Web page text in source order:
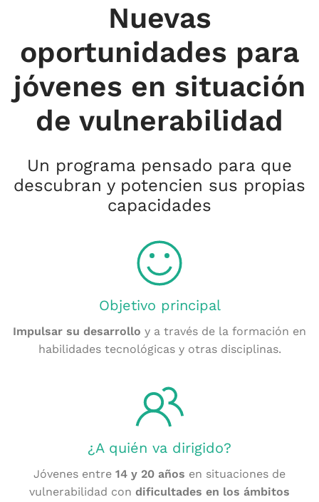
Nuevas
oportunidades para
jóvenes en situación
de vulnerabilidad
Un programa pensado para que
descubran y potencien sus propias
capacidades
Objetivo principal
Impulsar su desarrollo y a través de la formación en
habilidades tecnológicas y otras disciplinas.
¿A quién va dirigido?
Jóvenes entre 14 y 20 años en situaciones de
vulnerabilidad con dificultades en los ámbitos